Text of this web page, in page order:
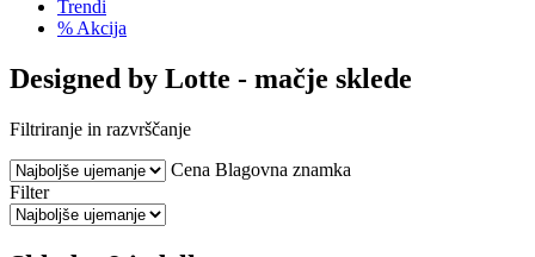
Trendi
% Akcija
Designed by Lotte - mačje sklede
Filtriranje in razvrščanje
Cena Blagovna znamka
Filter